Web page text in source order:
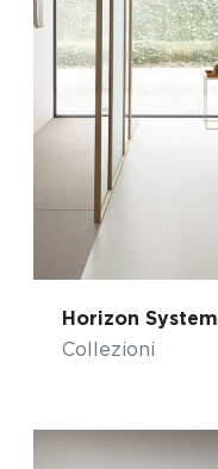
Horizon System
Collezioni